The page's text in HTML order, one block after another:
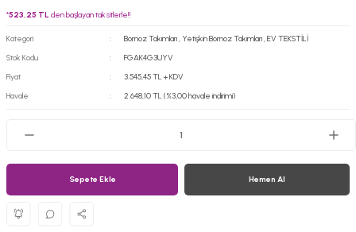
*523,25 TL den başlayan taksitlerle!!
Kategori Bornoz Takımları, Yetişkin Bornoz Takımları,EV TEKSTİLİ
Stok Kodu
FGAK4G3UYV
Fiyat
3.545,45 TL + KDV
Havale
2.648,10 TL (%3,00 havale indirimi)
Sepete Ekle Hemen Al